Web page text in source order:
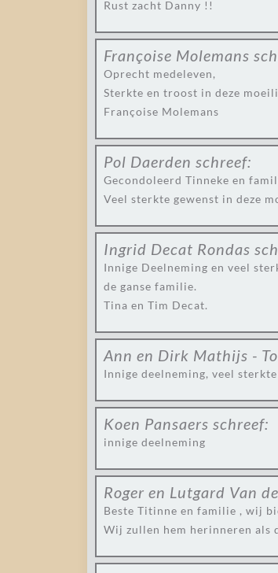
Rust zacht Danny !!
Françoise Molemans
Oprecht medeleven,
Sterkte en troost in deze
Françoise Molemans
Pol Daerden schreef:
Gecondoleerd Tinneke en
Veel sterkte gewenst in deze
Ingrid Decat Rondas
Innige Deelneming en veel
de ganse familie.
Tina en Tim Decat.
Ann en Dirk Mathijs -
Innige deelneming, veel sterkte
Koen Pansaers schreef:
innige deelneming
Roger en Lutgard Van
Beste Titinne en familie , wij
Wij zullen hem herinneren als